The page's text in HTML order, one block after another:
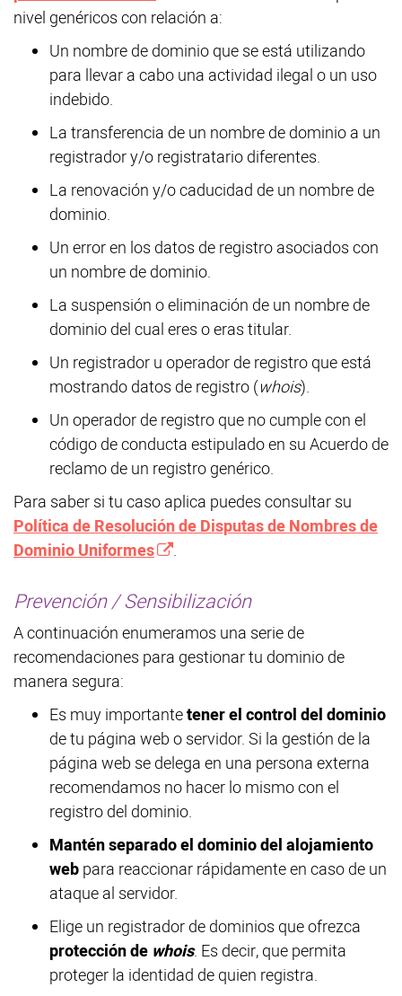
nivel genéricos con relación a:
Un nombre de dominio que se está utilizando
para llevar a cabo una actividad ilegal o un uso
indebido.
La transferencia de un nombre de dominio a un
registrador y/o registratario diferentes.
La renovación y/o caducidad de un nombre de
dominio.
Un error en los datos de registro asociados con
un nombre de dominio.
La suspensión o eliminación de un nombre de
dominio del cual eres o eras titular.
Un registrador u operador de registro que está
mostrando datos de registro (whois).
Un operador de registro que no cumple con el
código de conducta estipulado en su Acuerdo de
reclamo de un registro genérico.
Para saber si tu caso aplica puedes consultar su
Política de Resolución de Disputas de Nombres de
Dominio Uniformes
.
Prevención / Sensibilización
A continuación enumeramos una serie de
recomendaciones para gestionar tu dominio de
manera segura:
Es muy importantetener el control del dominio
de tu página web o servidor. Si la gestión de la
página web se delega en una persona externa
recomendamos no hacer lo mismo con el
registro del dominio.
Mantén separado el dominio del alojamiento
webpara reaccionar rápidamente en caso de un
ataque al servidor.
Elige un registrador de dominios que ofrezca
protección de whois. Es decir, que permita
proteger la identidad de quien registra.